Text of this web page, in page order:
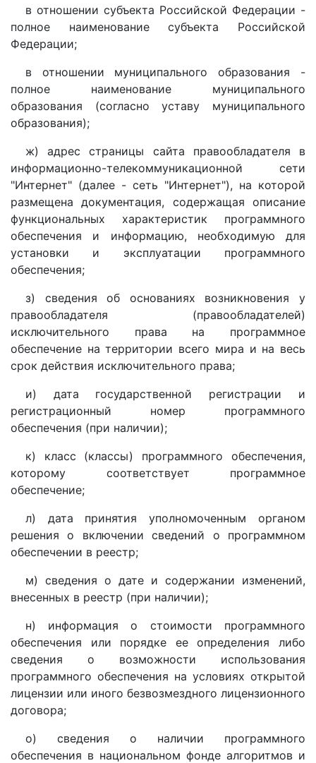
в отношении субъекта Российской Федерации -
полное наименование субъекта Российской
Федерации;
в отношении муниципального образования -
полное наименование муниципального
образования (согласно уставу муниципального
образования);
ж) адрес страницы сайта правообладателя в
информационно-телекоммуникационной сети
"Интернет" (далее - сеть "Интернет"), на которой
размещена документация, содержащая описание
функциональных характеристик программного
обеспечения и информацию, необходимую для
установки и эксплуатации программного
обеспечения;
з) сведения об основаниях возникновения у
правообладателя (правообладателей)
исключительного права на программное
обеспечение на территории всего мира и на весь
срок действия исключительного права;
и) дата государственной регистрации и
регистрационный номер программного
обеспечения (при наличии);
к) класс (классы) программного обеспечения,
которому соответствует программное
обеспечение;
л) дата принятия уполномоченным органом
решения о включении сведений о программном
обеспечении в реестр;
м) сведения о дате и содержании изменений,
внесенных в реестр (при наличии);
н) информация о стоимости программного
обеспечения или порядке ее определения либо
сведения о возможности использования
программного обеспечения на условиях открытой
лицензии или иного безвозмездного лицензионного
договора;
о) сведения о наличии программного
обеспечения в национальном фонде алгоритмов и